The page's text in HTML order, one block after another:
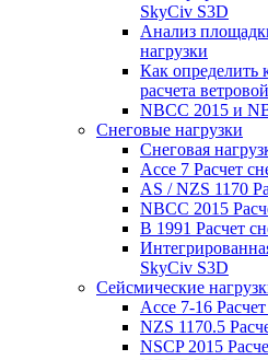
SkyCiv S3D
Анализ
нагрузки
Как определить
расчета
NBCC 2015 и
Снеговые нагрузки
Снеговая
Ассе 7 Расчет
AS / NZS 1170
NBCC 2015
В 1991 Расчет
SkyCiv S3D
Сейсмические
Ассе 7-16
NZS 1170.5
NSCP 2015